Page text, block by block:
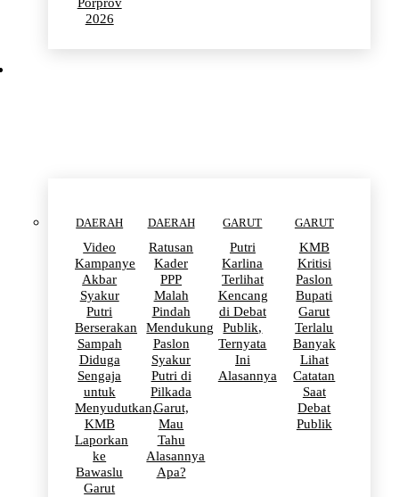
Porprov
2026
DAERAH
Video
Kampanye
Akbar
Syakur
Putri
Berserakan
Sampah
Diduga
Sengaja
untuk
Menyudutkan,
KMB
Laporkan
ke
Bawaslu
Garut
DAERAH
Ratusan
Kader
PPP
Malah
Pindah
Mendukung
Paslon
Syakur
Putri di
Pilkada
Garut,
Mau
Tahu
Alasannya
Apa?
GARUT
Putri
Karlina
Terlihat
Kencang
di Debat
Publik,
Ternyata
Ini
Alasannya
GARUT
KMB
Kritisi
Paslon
Bupati
Garut
Terlalu
Banyak
Lihat
Catatan
Saat
Debat
Publik